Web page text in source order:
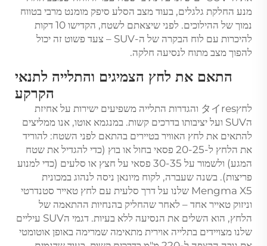
מנע החלקת גלגלים, בעוד מצב הסלע סיפק מומנט מרבי בטווח
נמוך של ההילוכים. לפני שיצאתם לשטח, הקדישו 10 דקות
להיכרות עם לוח הבקרה של ה-SUV – צעד פשוט זה יכול
להפוך מצב מתוח לנסיעה חלקה.
התאם את לחץ הצמיגים והתלייה לתנאי
הקרקע
לחץタイres והגדרות התלייה משפיעים ישירות על אחיזת
הSUV ועל יציבותו בדרכים קשות. במנגמא אוטו, אנו ממליצים
להתאים את לחץ האוויר בטיירים בהתאם לפני השטח: להוריד
את הלחץ ל-20-25 פסאי בחול או בוץ (כדי להגדיל את שטח
המגע) ולשמור על 30-35 פסאי על חצץ או סלעים (כדי למנוע
פריצות). בשנה שעברה, לקוח מיונאן ניסה לנהוג במכונית
Mengma X5 שלנו על דרך סלעית עם לחץ טאייר סטנדרטי
וניזוק טאייר אחד – לאחר שהחליק בהנחיות ההתאמה של
הלחץ, הוא השלים את הנסיעה ללא בעיות. דגמי הSUV עיליים
שלנו מצויידים בתלייה אוירית מתאימה שמרימה באופן אוטומטי